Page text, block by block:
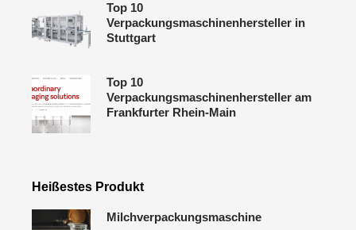
Top 10
Verpackungsmaschinenhersteller in
Stuttgart
Top 10
Verpackungsmaschinenhersteller am
Frankfurter Rhein-Main
Heißestes Produkt
Milchverpackungsmaschine